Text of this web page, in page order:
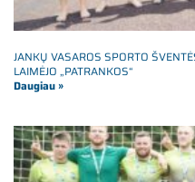
JANKŲ VASAROS SPORTO
LAIMĖJO „PATRANKOS“
Daugiau »